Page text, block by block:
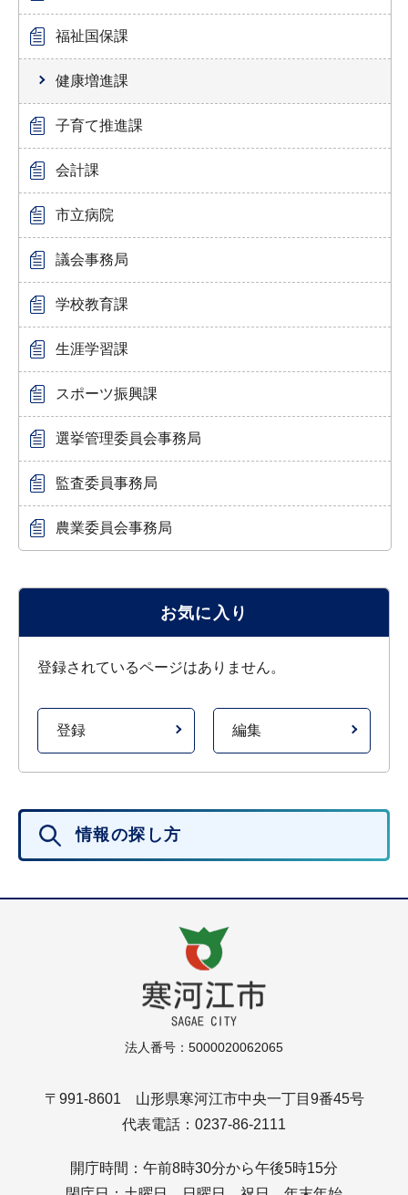
福祉国保課
健康増進課
子育て推進課
会計課
市立病院
議会事務局
学校教育課
生涯学習課
スポーツ振興課
選挙管理委員会事務局
監査委員事務局
農業委員会事務局
お気に入り
登録されているページはありません。
登録 編集
情報の探し方
法人番号：5000020062065
〒991-8601 山形県寒河江市中央一丁目9番45号
代表電話：0237-86-2111
開庁時間：午前8時30分から午後5時15分